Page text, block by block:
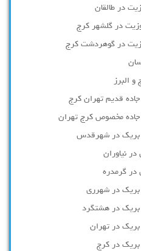
در طالقان
در گلشهر کرج
در گوهردشت کرج
و البرز
قدیم تهران کرج
جاده مخصوص کرج تهران
بریک در شهرقدس
در نیاوران
در گرمدره
بریک در شهرری
بریک در هشتگرد
بریک در تهران
بریک در کرج